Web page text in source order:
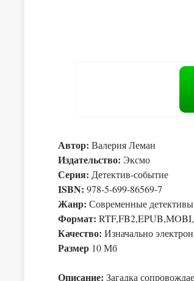
Автор: Валерия Леман
Издательство: Эксмо
Серия: Детектив-событие
ISBN: 978-5-699-86569-7
Жанр: Современные детективы
Формат:
Качество: Изначально
Размер 10 Мб
Описание: Загадка